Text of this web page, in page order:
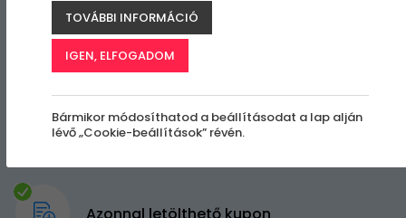
Azonnal letölthető kupon
TOVÁBBI INFORMÁCIÓ
IGEN, ELFOGADOM
Bármikor módosíthatod a beállításodat a lap alján
lévő „Cookie-beállítások” révén.